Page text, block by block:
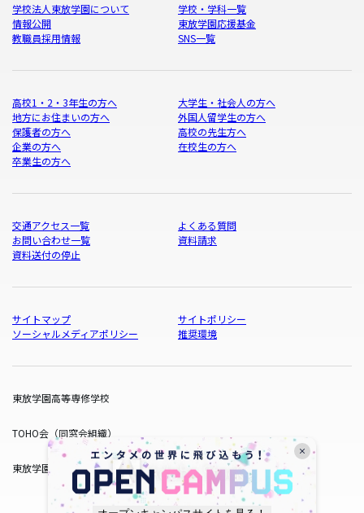
学校法人東放学園について
学校・学科一覧
情報公開
東放学園応援基金
教職員採用情報
SNS一覧
高校1・2・3年生の方へ
大学生・社会人の方へ
地方にお住まいの方へ
外国人留学生の方へ
保護者の方へ
高校の先生方へ
企業の方へ
在校生の方へ
卒業生の方へ
交通アクセス一覧
よくある質問
お問い合わせ一覧
資料請求
資料送付の停止
サイトマップ
サイトポリシー
ソーシャルメディアポリシー
推奨環境
東放学園高等専修学校
TOHO会（同窓会組織）
東放学園サービス